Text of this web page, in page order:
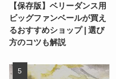
【保存版】ベリーダンス用
ビッグファンベールが買え
るおすすめショップ | 選び
方のコツも解説